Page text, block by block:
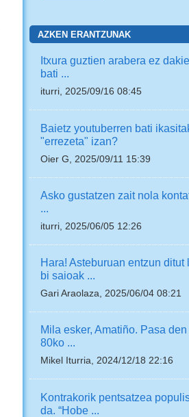
AZKEN ERANTZUNAK
Itxura guztien arabera ez
bati ...
iturri, 2025/09/16 08:45
Baietz youtuberren bati
"errezeta" izan?
Oier G, 2025/09/11 15:39
Asko gustatzen zait nola
...
iturri, 2025/06/05 12:26
Hara! Asteburuan entzun ditut
bi saioak ...
Gari Araolaza, 2025/06/04 08:21
Mila esker, Amatiño. Pasa
80ko ...
Mikel Iturria, 2024/12/18 22:16
Kontrakorik pentsatzea
da. “Hobe ...